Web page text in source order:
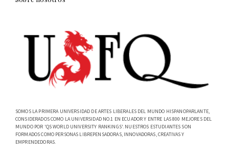
SOMOS LA PRIMERA UNIVERSIDAD DE ARTES LIBERALES DEL MUNDO HISPANOPARLANTE,
CONSIDERADOS COMO LA UNIVERSIDAD NO.1 EN ECUADOR Y ENTRE LAS 800 MEJORES DEL
MUNDO POR 'QS WORLD UNIVERSITY RANKINGS'. NUESTROS ESTUDIANTES SON
FORMADOS COMO PERSONAS LIBREPENSADORAS, INNOVADORAS, CREATIVAS Y
EMPRENDEDORAS.